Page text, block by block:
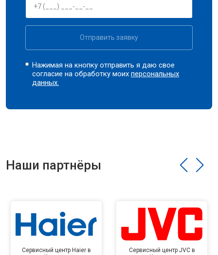
Отправить заявку
Нажимая на кнопку отправить я даю свое
согласие на обработку моихперсональных
данных.
Наши партнёры
Сервисный центр Haier в
Сервисный центр JVC в